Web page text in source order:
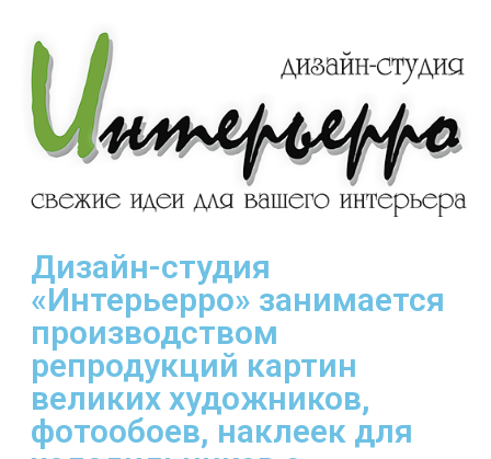
Дизайн-студия
«Интерьерро» занимается
производством
репродукций картин
великих художников,
фотообоев, наклеек для